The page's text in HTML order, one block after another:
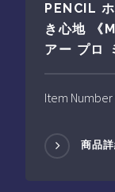
PENCIL
き心地 《
アー プロ
Item Number
商品詳